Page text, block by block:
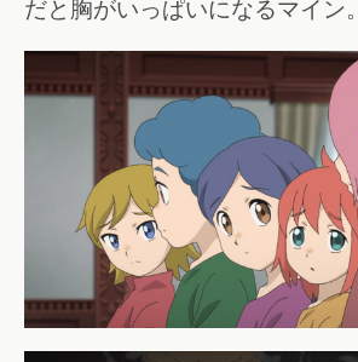
だと胸がいっぱいになるマイン。